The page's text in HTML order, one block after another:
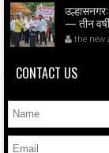
— तीन
में बैठकर
रिपोर्ट का
the new
CONTACT US